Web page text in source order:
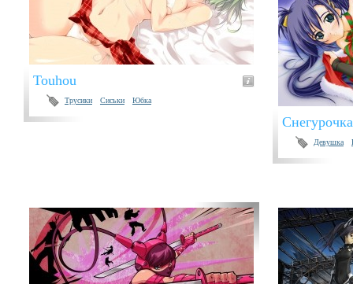
Touhou
Трусики Сиськи Юбка
Снегурочка
Девушка